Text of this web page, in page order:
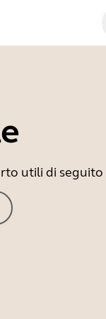
utili di seguito